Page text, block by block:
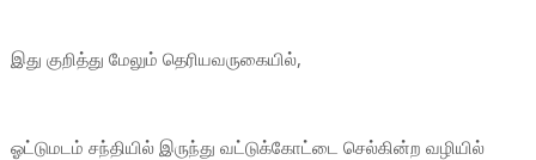
இது குறித்து மேலும் தெரியவருகையில்,
ஓட்டுமடம் சந்தியில் இருந்து வட்டுக்கோட்டை செல்கின்ற வழியில்